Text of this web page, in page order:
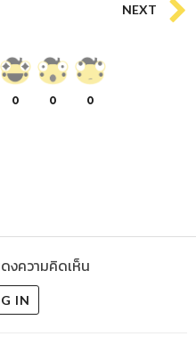
NEXT
0 0 0
งความคิดเห็น
IN